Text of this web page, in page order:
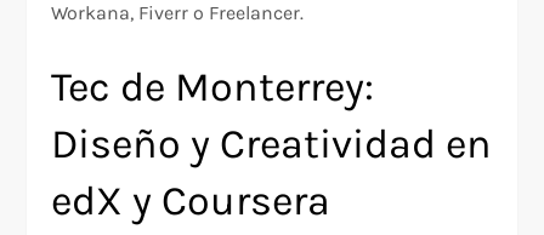
Workana, Fiverr o Freelancer.
Tec de Monterrey:
Diseño y Creatividad en
edX y Coursera